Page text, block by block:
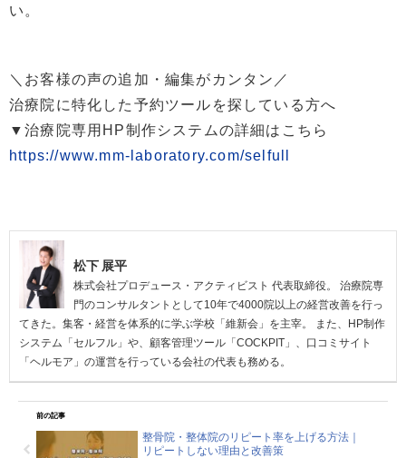
い。
＼お客様の声の追加・編集がカンタン／
治療院に特化した予約ツールを探している方へ
▼治療院専用HP制作システムの詳細はこちら
https://www.mm-laboratory.com/selfull
松下 展平
株式会社プロデュース・アクティビスト 代表取締役。 治療院専
門のコンサルタントとして10年で4000院以上の経営改善を行っ
てきた。集客・経営を体系的に学ぶ学校「維新会」を主宰。 また、HP制作
システム「セルフル」や、顧客管理ツール「COCKPIT」、口コミサイト
「ヘルモア」の運営を行っている会社の代表も務める。
前の記事
整骨院・整体院のリピート率を上げる方法｜
リピートしない理由と改善策